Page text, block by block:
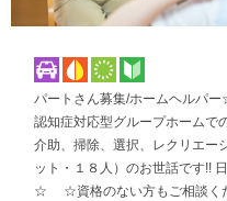
パートさん募集/ホームヘル
認知症対応型グループホーム
介助、掃除、選択、レクリエー
ット・１８人）のお世話です!!
☆ ☆資格のない方もご相談く